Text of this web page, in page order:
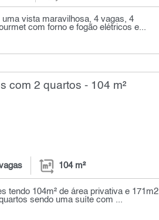
vista maravilhosa, 4 vagas, 4
com forno e fogão elétricos e...
com 2 quartos - 104 m²
104 m²
tendo 104m² de área privativa e 171m2
sendo uma suíte com ...